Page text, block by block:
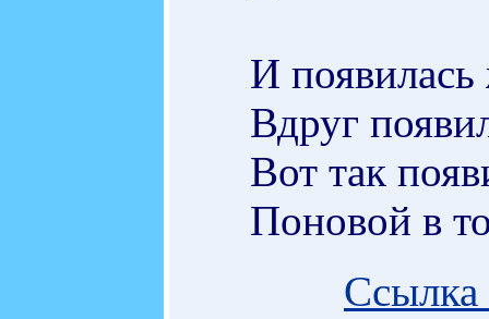
И
Вдруг
Вот так
Поновой в
Ссылка